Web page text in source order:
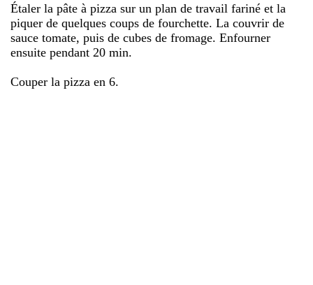
Étaler la pâte à pizza sur un plan de travail fariné et la
piquer de quelques coups de fourchette. La couvrir de
sauce tomate, puis de cubes de fromage. Enfourner
ensuite pendant 20 min.
Couper la pizza en 6.